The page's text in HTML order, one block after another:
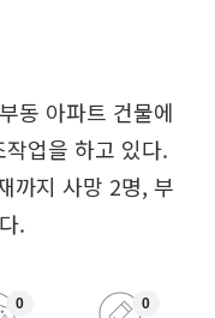
동 아파트 건물에
업을 하고 있다.
까지 사망 2명, 부
.
0 0